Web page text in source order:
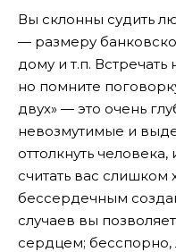
Вы склонны судить
— размеру
дому и т.п.
но помните
двух» — это очень
невозмутимые и
оттолкнуть
считать вас
бессердечным
случаев вы
сердцем; бесспорно,